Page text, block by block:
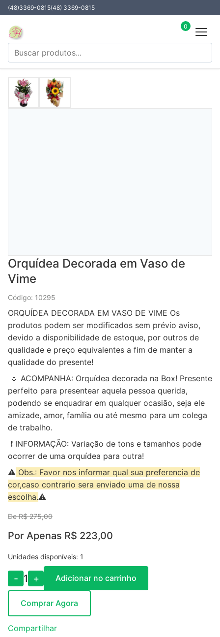
(48)3369-0815(48) 3369-0815
0
Orquídea Decorada em Vaso de
Vime
Código: 10295
ORQUÍDEA DECORADA EM VASO DE VIME Os
produtos podem ser modificados sem prévio aviso,
devido a disponibilidade de estoque, por outros de
qualidade e preço equivalentes a fim de manter a
qualidade do presente!
🌷 ACOMPANHA: Orquídea decorada na Box! Presente
perfeito para presentear aquela pessoa querida,
podendo se enquadrar em qualquer ocasião, seja ele
amizade, amor, família ou até mesmo para um colega
de trabalho.
❗ INFORMAÇÃO: Variação de tons e tamanhos pode
ocorrer de uma orquídea para outra!
⚠️ Obs.: Favor nos informar qual sua preferencia de
cor,caso contrario sera enviado uma de nossa
escolha.⚠️
De R$ 275,00
Por Apenas R$ 223,00
Unidades disponíveis: 1
- 1 + Adicionar no carrinho
Comprar Agora
Compartilhar